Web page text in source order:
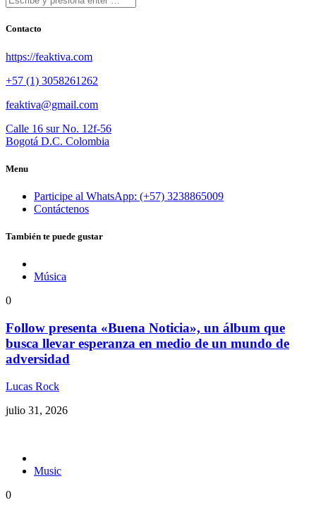
Contacto
https://feaktiva.com
+57 (1) 3058261262
feaktiva@gmail.com
Calle 16 sur No. 12f-56
Bogotá D.C. Colombia
Menu
Participe al WhatsApp: (+57) 3238865009
Contáctenos
También te puede gustar
Música
0
Follow presenta «Buena Noticia», un álbum que
busca llevar esperanza en medio de un mundo de
adversidad
Lucas Rock
julio 31, 2026
Music
0